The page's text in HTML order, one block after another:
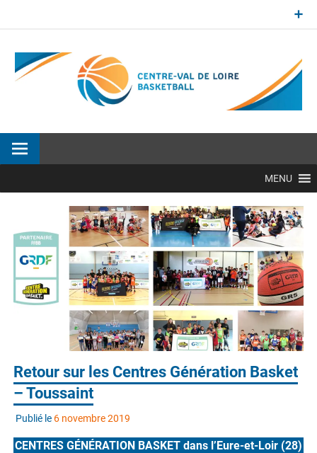
MENU
Retour sur les Centres Génération Basket
– Toussaint
Publié le 6 novembre 2019
CENTRES GÉNÉRATION BASKET dans l’Eure-et-Loir (28)